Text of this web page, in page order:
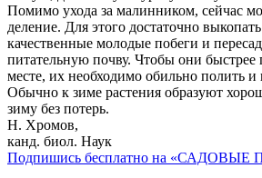
Помимо ухода за малинником, сейчас
деление. Для этого достаточно
качественные молодые побеги и
питательную почву. Чтобы они
месте, их необходимо обильно полить и
Обычно к зиме растения образуют
зиму без потерь.
Н. Хромов,
канд. биол. Наук
Подпишись бесплатно на